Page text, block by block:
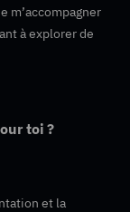
m’accompagner
à explorer de
toi ?
et la